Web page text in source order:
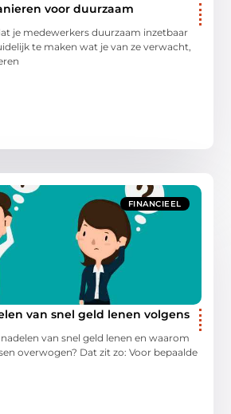
voor duurzaam
je medewerkers duurzaam inzetbaar
te maken wat je van ze verwacht,
FINANCIEEL
van snel geld lenen volgens
van snel geld lenen en waarom
overwogen? Dat zit zo: Voor bepaalde